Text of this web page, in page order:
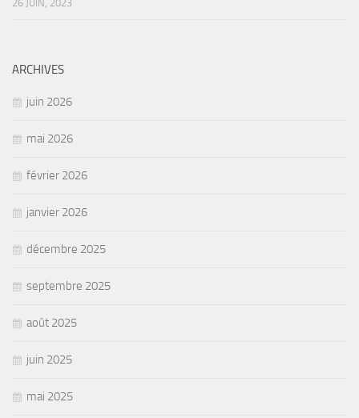
26 JUIN, 2023
ARCHIVES
juin 2026
mai 2026
février 2026
janvier 2026
décembre 2025
septembre 2025
août 2025
juin 2025
mai 2025